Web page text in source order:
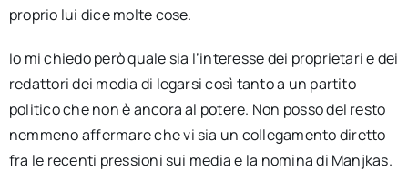
proprio lui dice molte cose.
Io mi chiedo però quale sia l’interesse dei proprietari e dei
redattori dei media di legarsi così tanto a un partito
politico che non è ancora al potere. Non posso del resto
nemmeno affermare che vi sia un collegamento diretto
fra le recenti pressioni sui media e la nomina di Manjkas.